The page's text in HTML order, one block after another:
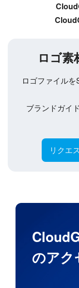
ロゴ素
ロゴファイル
ブランドガイ
リクエ
のアク